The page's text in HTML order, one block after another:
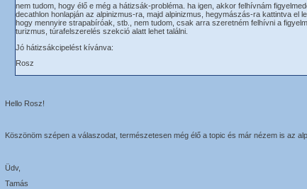
nem tudom, hogy élő e még a hátizsák-probléma. ha igen, akkor felhívnám
decathlon honlapján az alpinizmus-ra, majd alpinizmus, hegymászás-ra kattintva el
hogy mennyire strapabíróak, stb., nem tudom, csak arra szeretném felhívni a
turizmus, túrafelszerelés szekció alatt lehet találni.
Jó hátizsákcipelést kívánva:
Rosz
Hello Rosz!
Köszönöm szépen a válaszodat, természetesen még élő a topic és már nézem is az
Üdv,
Tamás